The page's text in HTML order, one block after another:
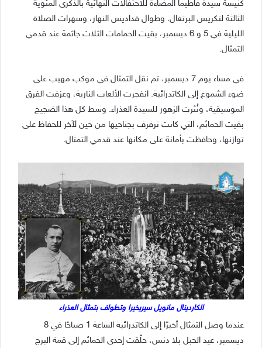
كنيسة سيدة فاطيما المضاءة للاحتفالات النهائية بالذكرى المئوية
الثالثة لتكريس البرتغال. وطوال قداديس النهار، وسهرات الصلاة
الليلية في 5 و 6 ديسمبر، بقيت الحمامات الثلاث جاثمة عند قدمي
التمثال.
في مساء يوم 7 ديسمبر، تم نقل التمثال في موكب مهيب على
ضوء الشموع إلى الكاتدرائية. انفجرت الألعاب النارية، وعزفت الفرق
الموسيقية، ونُثرت الزهور للسيدة العذراء. وسط كل هذا الضجيج
بقيت الحمائم، التي كانت ترفرف بجناحيها من حين لآخر للحفاظ على
توازنها، وحافظت بأمانة على مكانها عند قدمي التمثال.
الكاردينال مانويل سيريخيرا وتطواف بتمثال العذراء
عندما وصل التمثال أخيرًا إلى الكاتدرائية الساعة 1 صباحًا في 8
ديسمبر، عيد الحبل بلا دنس، حلّقت إحدى الحمائم إلى قمة البرج